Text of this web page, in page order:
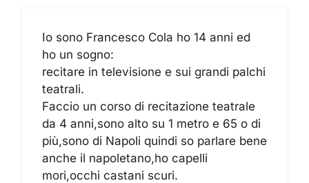
Io sono Francesco Cola ho 14 anni ed
ho un sogno:
recitare in televisione e sui grandi palchi
teatrali.
Faccio un corso di recitazione teatrale
da 4 anni,sono alto su 1 metro e 65 o di
più,sono di Napoli quindi so parlare bene
anche il napoletano,ho capelli
mori,occhi castani scuri.